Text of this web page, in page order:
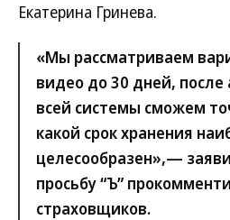
Екатерина Гринева.
«Мы рассматриваем
видео до 30 дней,
всей системы сможем
какой срок хранения
целесообразен»,—
просьбу “Ъ”
страховщиков.